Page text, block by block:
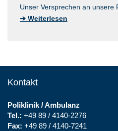
Unser Versprechen an unsere
➔ Weiterlesen
Kontakt
Poliklinik / Ambulanz
Tel.: +49 89 / 4140-2276
Fax: +49 89 / 4140-7241